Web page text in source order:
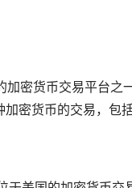
加密货币交易平台之
加密货币的交易，包